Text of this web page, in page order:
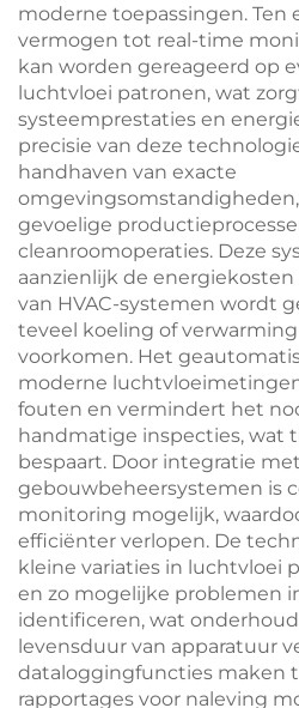
moderne toepassingen. Ten
vermogen tot real-time
kan worden gereageerd op
luchtvloei patronen, wat
systeemprestaties en
precisie van deze
handhaven van exacte
gevoelige
cleanroomoperaties. Deze
aanzienlijk de
van HVAC-systemen wordt
teveel koeling of
voorkomen. Het
moderne
fouten en vermindert het
handmatige inspecties, wat
bespaart. Door integratie met
gebouwbeheersystemen is
monitoring mogelijk,
efficiënter verlopen. De
kleine variaties in luchtvloei
en zo mogelijke problemen
identificeren, wat
levensduur van apparatuur
dataloggingfuncties maken
rapportages voor naleving